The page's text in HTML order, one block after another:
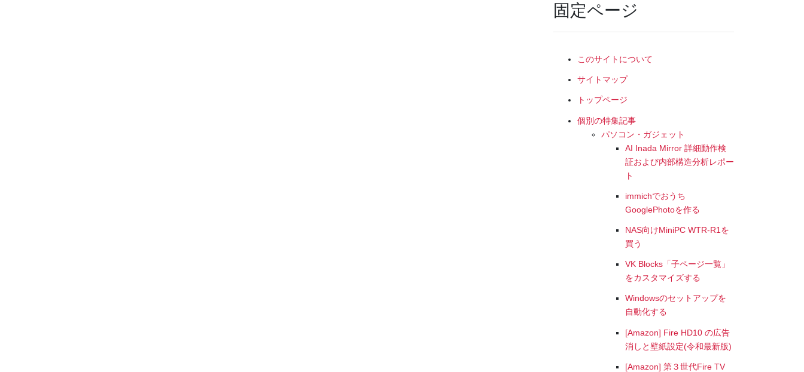
固定ページ
このサイトについて
サイトマップ
トップページ
個別の特集記事
パソコン・ガジェット
AI Inada Mirror 詳細動作検
証および内部構造分析レポー
ト
immichでおうち
GooglePhotoを作る
NAS向けMiniPC WTR-R1を
買う
VK Blocks「子ページ一覧」
をカスタマイズする
Windowsのセットアップを
自動化する
[Amazon] Fire HD10 の広告
消しと壁紙設定(令和最新版)
[Amazon] 第３世代Fire TV